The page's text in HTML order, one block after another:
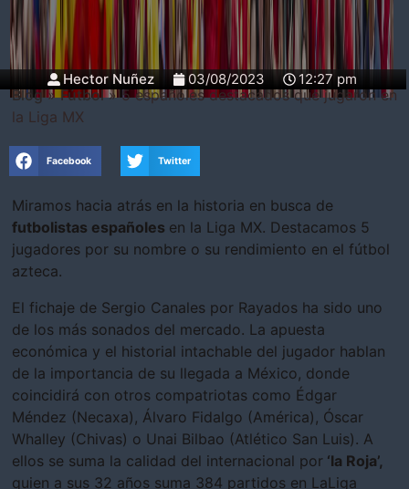
Hector Nuñez 03/08/2023 12:27 pm
Blog»Fútbol»5 españoles destacados que jugaron en
la Liga MX
Facebook Twitter
Miramos hacia atrás en la historia en busca de
futbolistas españoles en la Liga MX. Destacamos 5
jugadores por su nombre o su rendimiento en el fútbol
azteca.
El fichaje de Sergio Canales por Rayados ha sido uno
de los más sonados del mercado. La apuesta
económica y el historial intachable del jugador hablan
de la importancia de su llegada a México, donde
coincidirá con otros compatriotas como Édgar
Méndez (Necaxa), Álvaro Fidalgo (América), Óscar
Whalley (Chivas) o Unai Bilbao (Atlético San Luis). A
ellos se suma la calidad del internacional por ‘la Roja’,
quien a sus 32 años suma 384 partidos en LaLiga